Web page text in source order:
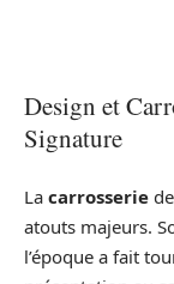
Design et
Signature
La carrosserie
atouts majeurs.
l’époque a fait